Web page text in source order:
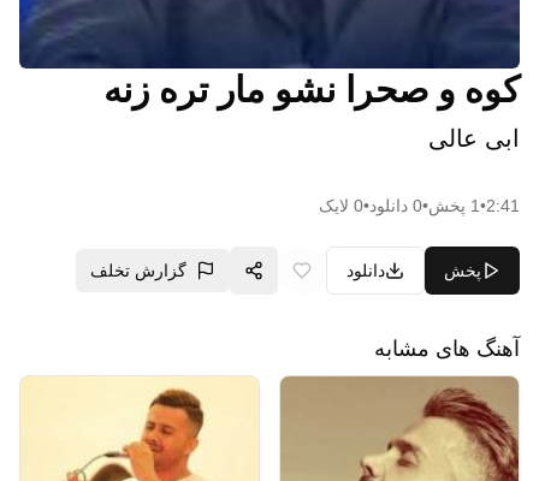
کوه و صحرا نشو مار تره زنه
ابی عالی
2:41
•
1 پخش•
0 دانلود•
0 لایک
پخش دانلود گزارش تخلف
آهنگ های مشابه